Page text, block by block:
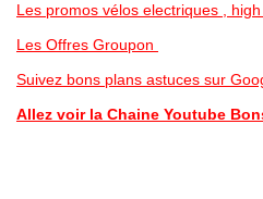
Les promos vélos electriques ,
Les Offres Groupon
Suivez bons plans astuces sur
Allez voir la Chaine Youtube